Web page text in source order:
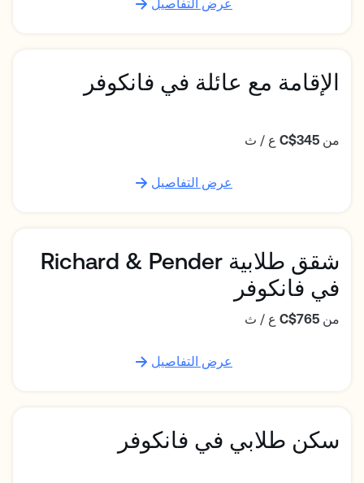
عرض التفاصيل
الإقامة مع عائلة في فانكوفر
من C$345 ع / ث
عرض التفاصيل
شقق طلابية Richard & Pender
في فانكوفر
من C$765 ع / ث
عرض التفاصيل
سكن طلابي في فانكوفر